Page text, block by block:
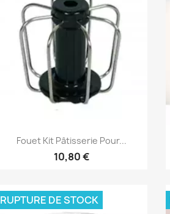
Aperçu rapide
Fouet Kit Pâtisserie Pour...
10,80 €
RUPTURE DE STOCK